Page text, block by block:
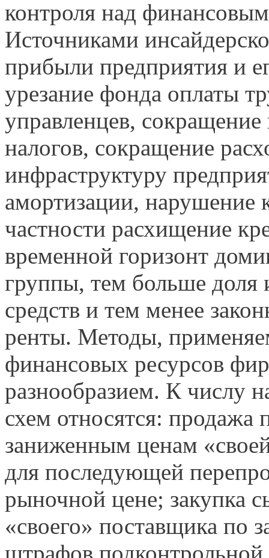
контроля над
Источниками
прибыли предприятия и
урезание фонда оплаты
управленцев,
налогов, сокращение
инфраструктуру
амортизации, нарушение
частности расхищение
временной горизонт
группы, тем больше доля
средств и тем менее
ренты. Методы,
финансовых ресурсов
разнообразием. К числу
схем относятся:
заниженным ценам
для последующей
рыночной цене; закупка
«своего» поставщика по
штрафов подконтрольной